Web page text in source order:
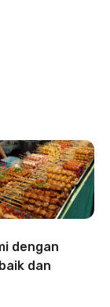
dengan
dan